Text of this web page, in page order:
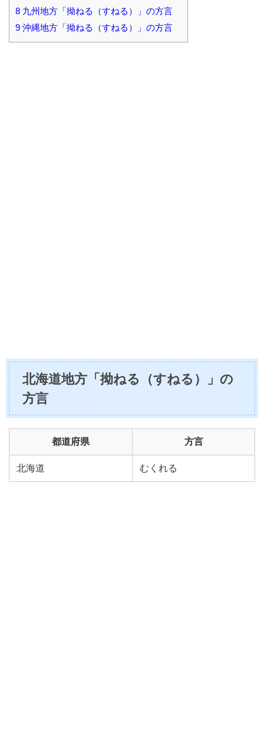
8 九州地方「拗ねる（すねる）」の方言
9 沖縄地方「拗ねる（すねる）」の方言
北海道地方「拗ねる（すねる）」の
方言
都道府県 方言
北海道 むくれる